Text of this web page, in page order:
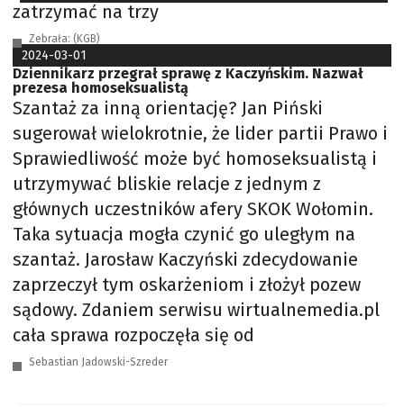
zatrzymać na trzy
Zebrała: (KGB)
2024-03-01
Dziennikarz przegrał sprawę z Kaczyńskim. Nazwał
prezesa homoseksualistą
Szantaż za inną orientację? Jan Piński
sugerował wielokrotnie, że lider partii Prawo i
Sprawiedliwość może być homoseksualistą i
utrzymywać bliskie relacje z jednym z
głównych uczestników afery SKOK Wołomin.
Taka sytuacja mogła czynić go uległym na
szantaż. Jarosław Kaczyński zdecydowanie
zaprzeczył tym oskarżeniom i złożył pozew
sądowy. Zdaniem serwisu wirtualnemedia.pl
cała sprawa rozpoczęła się od
Sebastian Jadowski-Szreder